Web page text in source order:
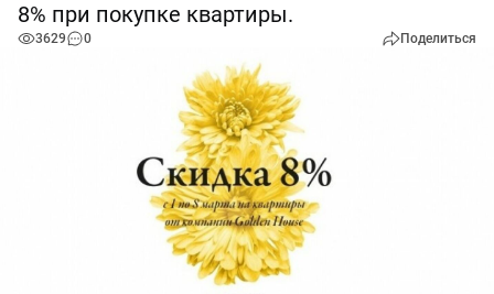
8% при покупке квартиры.
3629 0 Поделиться